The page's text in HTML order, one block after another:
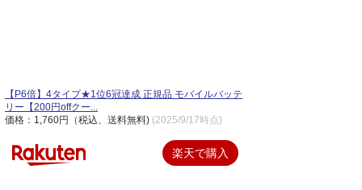
【P6倍】4タイプ★1位6冠達成 正規品 モバイルバッテ
リー【200円offクー...
価格：1,760円（税込、送料無料) (2025/9/17時点)
楽天で購入